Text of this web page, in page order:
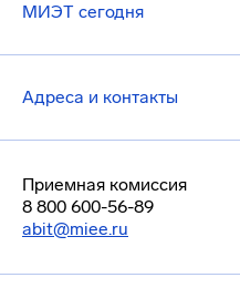
МИЭТ сегодня
Адреса и контакты
Приемная комиссия
8 800 600-56-89
abit@miee.ru